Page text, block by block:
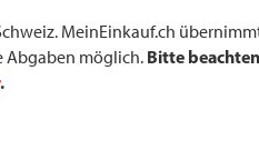
MeinEinkauf.ch
Abgaben möglich. Bitte
.